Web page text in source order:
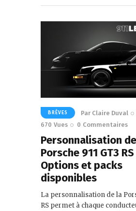
BRÈVES Par Claire Duval
670 Vues 0 Commentaires
Personnalisation
Porsche 911 GT3 RS
Options et packs
disponibles
La personnalisation de la
RS permet à chaque